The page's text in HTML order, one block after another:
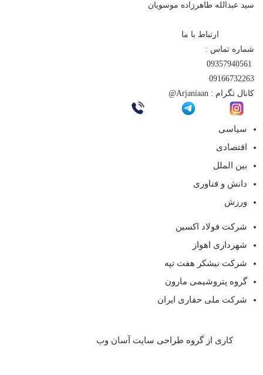
سید عبدالله طاهرزاده موسویان
ارتباط با ما
شماره تماس :
09166732263
کانال تگرام : Arjaniaan@
سیاسی
اقتصادی
بین الملل
دانش و فناوری
ورزش
شرکت فولاد اکسین
شهرداری اهواز
شرکت نیشکر هفت تپه
گروه پتروشیمی مارون
شرکت ملی حفاری ایران
کاری از گروه طراحی سایت آسان وب